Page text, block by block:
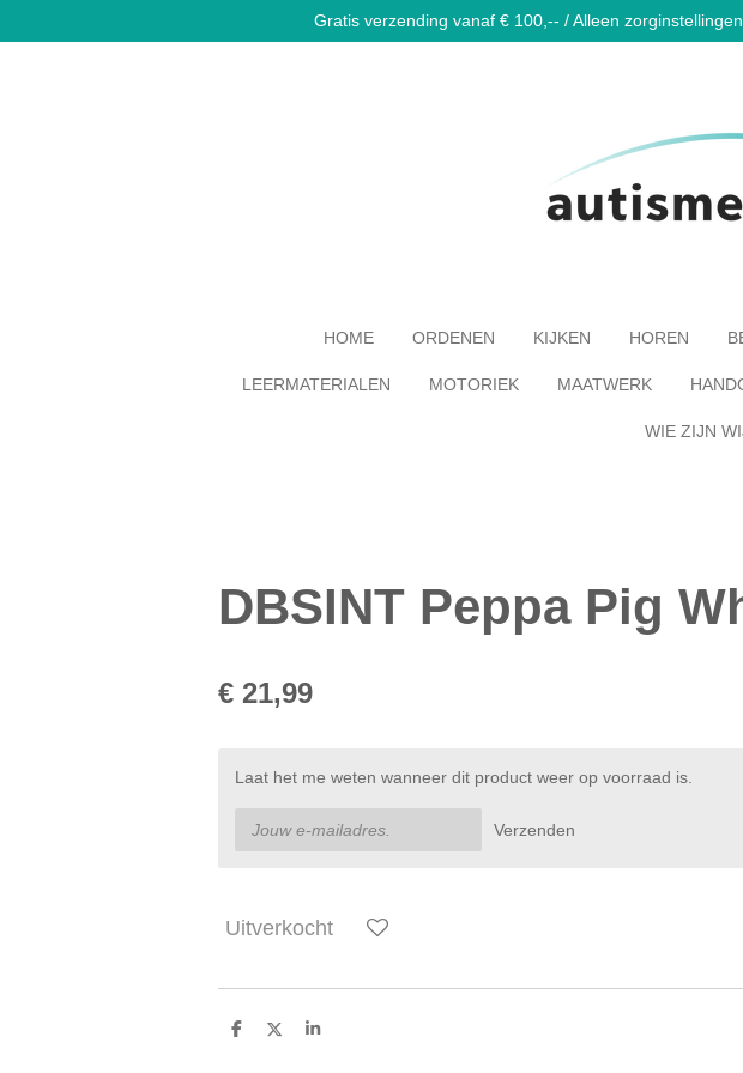
direct
Gratis verzending vanaf € 100,-- / Alleen
HOME ORDENEN KIJKEN HOREN
LEERMATERIALEN MOTORIEK MAATWERK
WIE ZIJN
DBSINT Peppa Pig
€ 21,99
Laat het me weten wanneer dit product weer op voorraad is.
Verzenden
Uitverkocht
D
D
S